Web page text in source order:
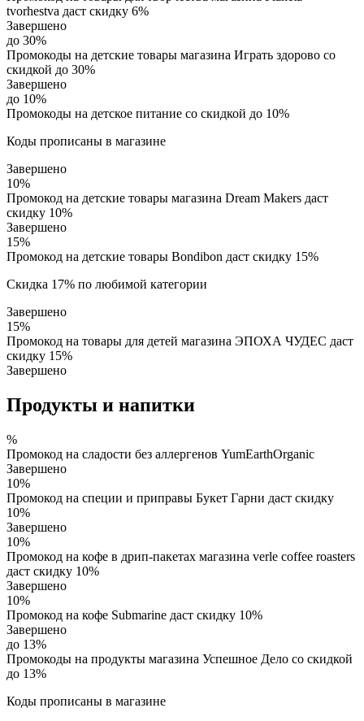
tvorhestva даст скидку 6%
Завершено
до 30%
Промокоды на детские товары магазина Играть здорово со
скидкой до 30%
Завершено
до 10%
Промокоды на детское питание со скидкой до 10%
Коды прописаны в магазине
Завершено
10%
Промокод на детские товары магазина Dream Makers даст
скидку 10%
Завершено
15%
Промокод на детские товары Bondibon даст скидку 15%
Скидка 17% по любимой категории
Завершено
15%
Промокод на товары для детей магазина ЭПОХА ЧУДЕС даст
скидку 15%
Завершено
Продукты и напитки
%
Промокод на сладости без аллергенов YumEarthOrganic
Завершено
10%
Промокод на специи и приправы Букет Гарни даст скидку
10%
Завершено
10%
Промокод на кофе в дрип-пакетах магазина verle coffee roasters
даст скидку 10%
Завершено
10%
Промокод на кофе Submarine даст скидку 10%
Завершено
до 13%
Промокоды на продукты магазина Успешное Дело со скидкой
до 13%
Коды прописаны в магазине